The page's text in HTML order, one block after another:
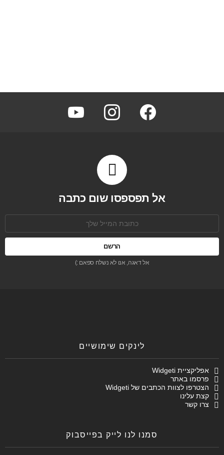
facebook
instagram
youtube
אל תפספסו שום כתבה
אל דאגה, אנו לא נשלח ספאם :)
לינקים שימושיים
אפליקציית Widgeti
פרסמו באתר
הצטרפו לצוות הכתבים של Widgeti
קצת עלינו
צרו קשר
סמנו לנו לייק בפייסבוק